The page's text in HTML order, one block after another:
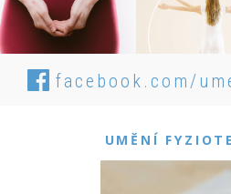
facebook.com/
UMĚNÍ